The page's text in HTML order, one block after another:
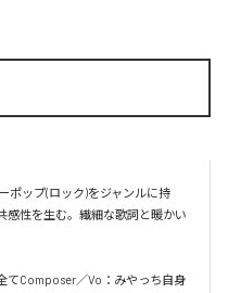
ポップ(ロック)をジャンルに持
感性を生む。繊細な歌詞と暖かい
てComposer／Vo：みやっち自身